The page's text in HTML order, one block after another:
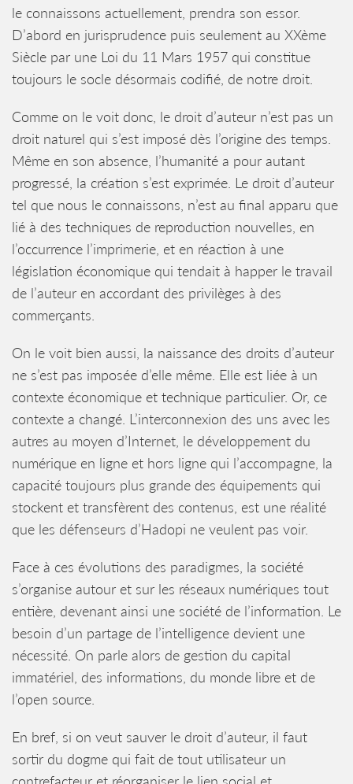
le connaissons actuellement, prendra son essor.
D’abord en jurisprudence puis seulement au XXème
Siècle par une Loi du 11 Mars 1957 qui constitue
toujours le socle désormais codifié, de notre droit.
Comme on le voit donc, le droit d’auteur n’est pas un
droit naturel qui s’est imposé dès l’origine des temps.
Même en son absence, l’humanité a pour autant
progressé, la création s’est exprimée. Le droit d’auteur
tel que nous le connaissons, n’est au final apparu que
lié à des techniques de reproduction nouvelles, en
l’occurrence l’imprimerie, et en réaction à une
législation économique qui tendait à happer le travail
de l’auteur en accordant des privilèges à des
commerçants.
On le voit bien aussi, la naissance des droits d’auteur
ne s’est pas imposée d’elle même. Elle est liée à un
contexte économique et technique particulier. Or, ce
contexte a changé. L’interconnexion des uns avec les
autres au moyen d’Internet, le développement du
numérique en ligne et hors ligne qui l’accompagne, la
capacité toujours plus grande des équipements qui
stockent et transfèrent des contenus, est une réalité
que les défenseurs d’Hadopi ne veulent pas voir.
Face à ces évolutions des paradigmes, la société
s’organise autour et sur les réseaux numériques tout
entière, devenant ainsi une société de l’information. Le
besoin d’un partage de l’intelligence devient une
nécessité. On parle alors de gestion du capital
immatériel, des informations, du monde libre et de
l’open source.
En bref, si on veut sauver le droit d’auteur, il faut
sortir du dogme qui fait de tout utilisateur un